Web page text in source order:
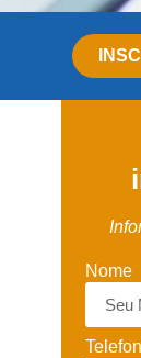
Nome